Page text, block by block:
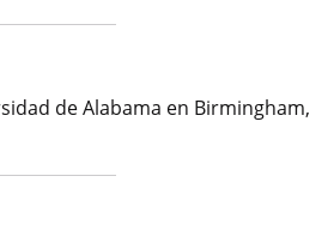
de Alabama en Birmingham,